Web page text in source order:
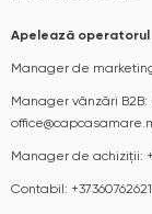
Apelează operatorul
Manager de
Manager vânzări B2B:
Manager de achiziții:
Contabil: +37360762621